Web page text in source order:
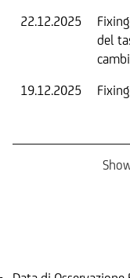
22.12.2025
del
19.12.2025